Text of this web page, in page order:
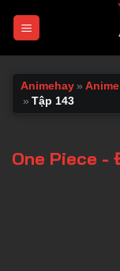
Animehay »
» Tập 143
One Piece -